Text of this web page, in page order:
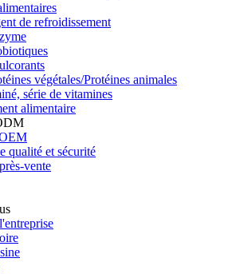
de refroidissement
végétales/Protéines animales
série de vitamines
alimentaire
qualité et sécurité
vente